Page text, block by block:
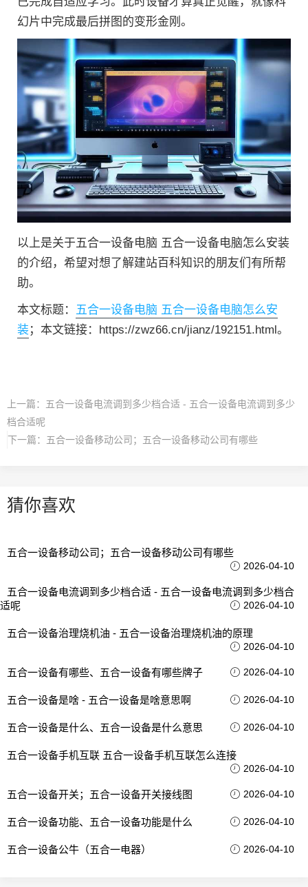
幻片中完成最后拼图的变形金刚。
以上是关于五合一设备电脑 五合一设备电脑怎么安装
的介绍，希望对想了解建站百科知识的朋友们有所帮
助。
本文标题： 五合一设备电脑 五合一设备电脑怎么安
装；本文链接：https://zwz66.cn/jianz/192151.html。
上一篇： 五合一设备电流调到多少档合适 - 五合一设备电流调到多少
档合适呢
下一篇： 五合一设备移动公司；五合一设备移动公司有哪些
猜你喜欢
五合一设备移动公司；五合一设备移动公司有哪些
2026-04-10
五合一设备电流调到多少档合适 - 五合一设备电流调到多少档合
适呢
2026-04-10
五合一设备治理烧机油 - 五合一设备治理烧机油的原理
2026-04-10
五合一设备有哪些、五合一设备有哪些牌子 2026-04-10
五合一设备是啥 - 五合一设备是啥意思啊 2026-04-10
五合一设备是什么、五合一设备是什么意思 2026-04-10
五合一设备手机互联 五合一设备手机互联怎么连接
2026-04-10
五合一设备开关；五合一设备开关接线图 2026-04-10
五合一设备功能、五合一设备功能是什么 2026-04-10
五合一设备公牛（五合一电器） 2026-04-10